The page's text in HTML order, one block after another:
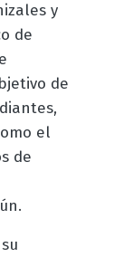
y
de
de
el
de